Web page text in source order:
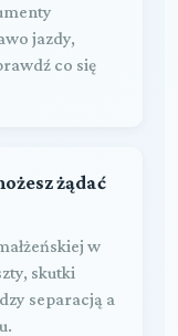
jazdy,
co się
żądać
w
skutki
separacją a